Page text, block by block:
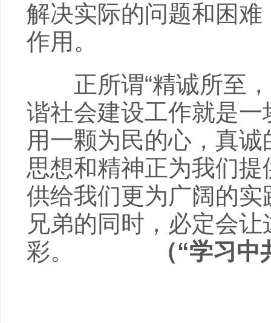
解决实际的问题和困
作用。
正所谓“精诚所至，
谐社会建设工作就是
用一颗为民的心，真
思想和精神正为我们
供给我们更为广阔的
兄弟的同时，必定会
彩。
（“学习